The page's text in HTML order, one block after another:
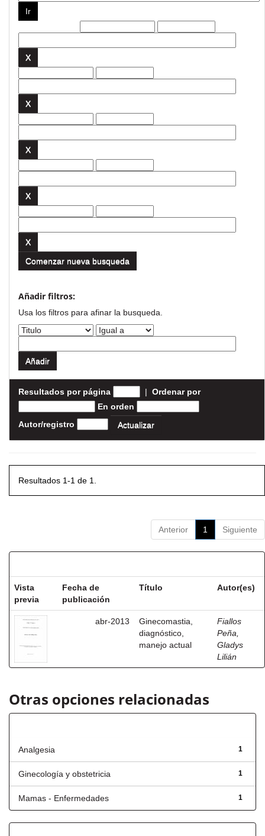
Comenzar nueva busqueda
Añadir filtros:
Usa los filtros para afinar la busqueda.
Resultados por página | Ordenar por
En orden
Autor/registro
Resultados 1-1 de 1.
Anterior 1 Siguiente
Vista
previa
Fecha de
publicación
Título Autor(es)
abr-2013
Ginecomastia,
diagnóstico,
manejo actual
Fiallos
Peña,
Gladys
Lilián
Otras opciones relacionadas
1
Analgesia
1
Ginecología y obstetricia
1
Mamas - Enfermedades